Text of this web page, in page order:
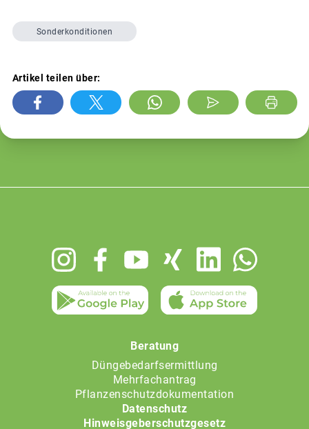
Sonderkonditionen
Artikel teilen über:
Beratung
Düngebedarfsermittlung
Mehrfachantrag
Pflanzenschutzdokumentation
Datenschutz
Hinweisgeberschutzgesetz